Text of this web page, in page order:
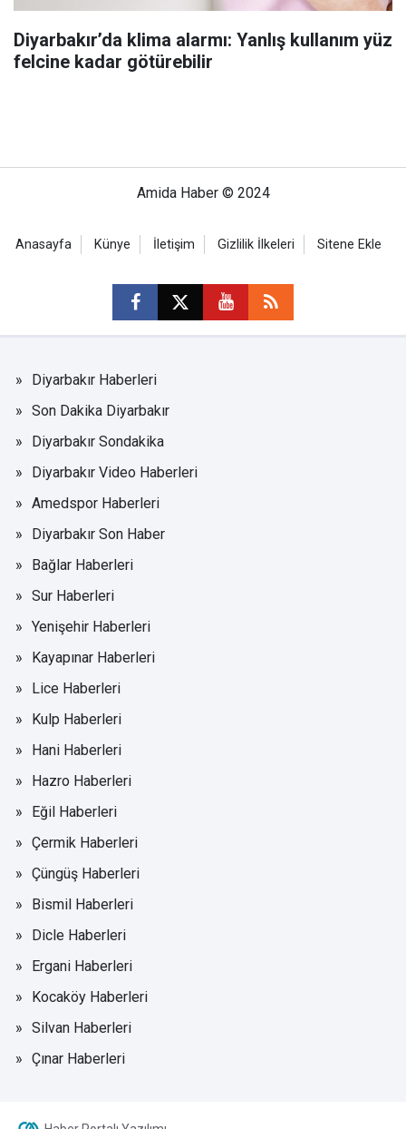
Diyarbakır’da klima alarmı: Yanlış kullanım yüz
felcine kadar götürebilir
Amida Haber © 2024
Anasayfa Künye İletişim Gizlilik İlkeleri Sitene Ekle
Diyarbakır Haberleri
Son Dakika Diyarbakır
Diyarbakır Sondakika
Diyarbakır Video Haberleri
Amedspor Haberleri
Diyarbakır Son Haber
Bağlar Haberleri
Sur Haberleri
Yenişehir Haberleri
Kayapınar Haberleri
Lice Haberleri
Kulp Haberleri
Hani Haberleri
Hazro Haberleri
Eğil Haberleri
Çermik Haberleri
Çüngüş Haberleri
Bismil Haberleri
Dicle Haberleri
Ergani Haberleri
Kocaköy Haberleri
Silvan Haberleri
Çınar Haberleri